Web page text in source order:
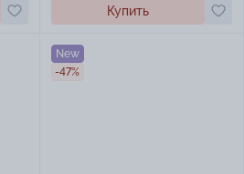
Купить
New
-47%